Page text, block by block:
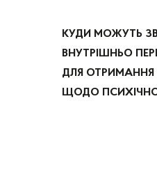
КУДИ МОЖУТЬ
ВНУТРІШНЬО
ДЛЯ
ЩОДО